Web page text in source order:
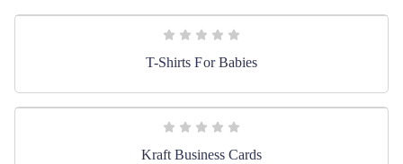
T-Shirts For Babies
Kraft Business Cards